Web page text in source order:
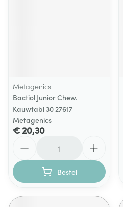
Metagenics
Bactiol Junior Chew.
Kauwtabl 30 27617
Metagenics
€ 20,30
Bestel